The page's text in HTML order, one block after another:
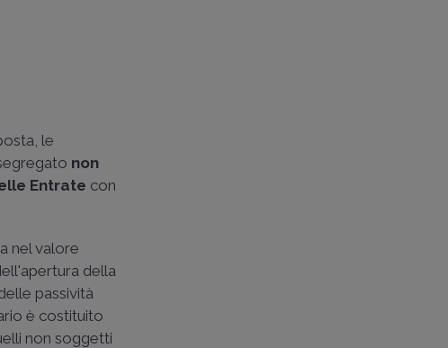
le
non
Entrate con
nel valore
della
passività
è costituito
non soggetti